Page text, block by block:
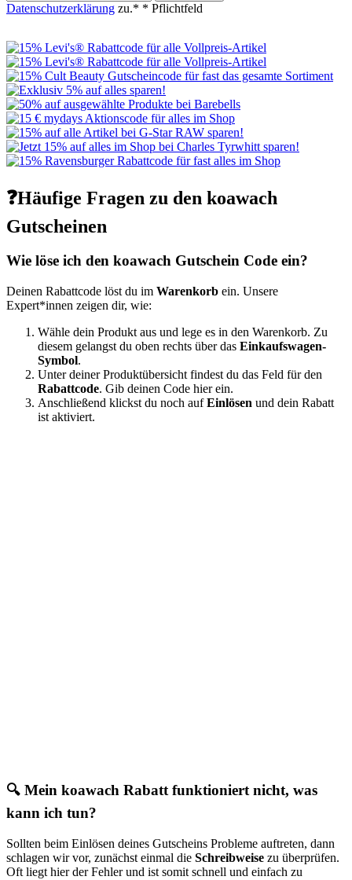
Datenschutzerklärung zu.* * Pflichtfeld
❓Häufige Fragen zu den koawach
Gutscheinen
Wie löse ich den koawach Gutschein Code ein?
Deinen Rabattcode löst du im Warenkorb ein. Unsere
Expert*innen zeigen dir, wie:
Wähle dein Produkt aus und lege es in den Warenkorb. Zu
diesem gelangst du oben rechts über das Einkaufswagen-
Symbol.
Unter deiner Produktübersicht findest du das Feld für den
Rabattcode. Gib deinen Code hier ein.
Anschließend klickst du noch aufEinlösen und dein Rabatt
ist aktiviert.
🔍 Mein koawach Rabatt funktioniert nicht, was
kann ich tun?
Sollten beim Einlösen deines Gutscheins Probleme auftreten, dann
schlagen wir vor, zunächst einmal die Schreibweise zu überprüfen.
Oft liegt hier der Fehler und ist somit schnell und einfach zu